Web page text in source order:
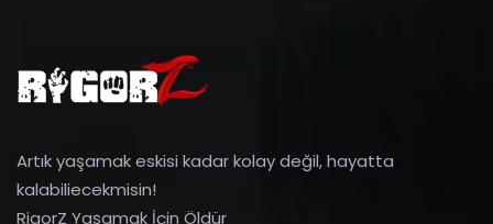
Artık yaşamak eskisi kadar kolay değil, hayatta
kalabiliecekmisin!
RigorZ Yaşamak İçin Öldür